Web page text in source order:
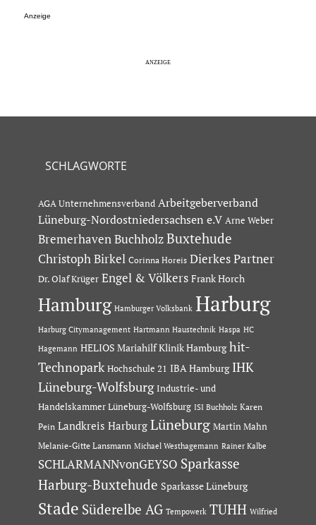
Anzeige
SCHLAGWORTE
AGA Unternehmensverband Arbeitgeberverband
Lüneburg-Nordostniedersachsen e.V Arne Weber
Bremerhaven Buchholz Buxtehude
Christoph Birkel Corinna Horeis Dierkes Partner
Dr. Olaf Krüger Engel & Völkers Frank Horch
Hamburg Hamburger Volksbank Harburg
Harburg Citymanagement Hartmann Haustechnik Haspa HC
Hagemann HELIOS Mariahilf Klinik Hamburg hit-
Technopark Hochschule 21 IBA Hamburg IHK
Lüneburg-Wolfsburg Industrie- und
Handelskammer Lüneburg-Wolfsburg ISI Buchholz Karen
Pein Landkreis Harburg Lüneburg Martin Mahn
Melanie-Gitte Lansmann Michael Westhagemann Rainer Kalbe
SCHLARMANNvonGEYSO Sparkasse
Harburg-Buxtehude Sparkasse Lüneburg
Stade Süderelbe AG Tempowerk TUHH Wilfried